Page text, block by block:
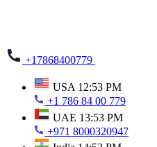
+17868400779
USA 12:53 PM
+1 786 84 00 779
UAE 13:53 PM
+971 8000320947